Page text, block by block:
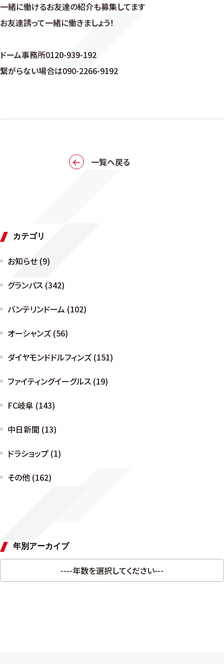
一緒に働けるお友達の紹介も募集してます
お友達誘って一緒に働きましょう！
ドーム事務所0120-939-192
繋がらない場合は090-2266-9192
一覧へ戻る
カテゴリ
お知らせ (9)
グランパス (342)
バンテリンドーム (102)
オーシャンズ (56)
ダイヤモンドドルフィンズ (151)
ファイティングイーグルス (19)
FC岐阜 (143)
中日新聞 (13)
ドラショップ (1)
その他 (162)
年別アーカイブ